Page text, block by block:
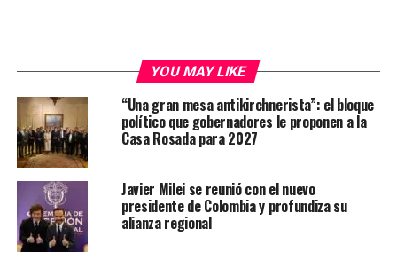
YOU MAY LIKE
“Una gran mesa antikirchnerista”: el bloque
político que gobernadores le proponen a la
Casa Rosada para 2027
Javier Milei se reunió con el nuevo
presidente de Colombia y profundiza su
alianza regional